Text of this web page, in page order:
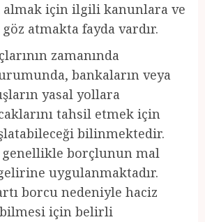
almak için ilgili kanunlara ve
atmakta fayda vardır.
zamanında
bankaların veya
yasal yollara
tahsil etmek için
bilinmektedir.
borçlunun mal
uygulanmaktadır.
borcu nedeniyle haciz
için belirli